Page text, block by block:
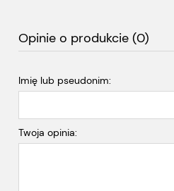
Opinie o produkcie (0)
Imię lub pseudonim:
Twoja opinia: